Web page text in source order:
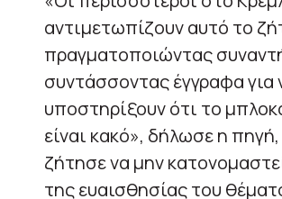
αντιμετωπίζουν αυτό το
πραγματοποιώντας
συντάσσοντας έγγραφα για
υποστηρίξουν ότι το
είναι κακό», δήλωσε η
ζήτησε να μην
της ευαισθησίας του